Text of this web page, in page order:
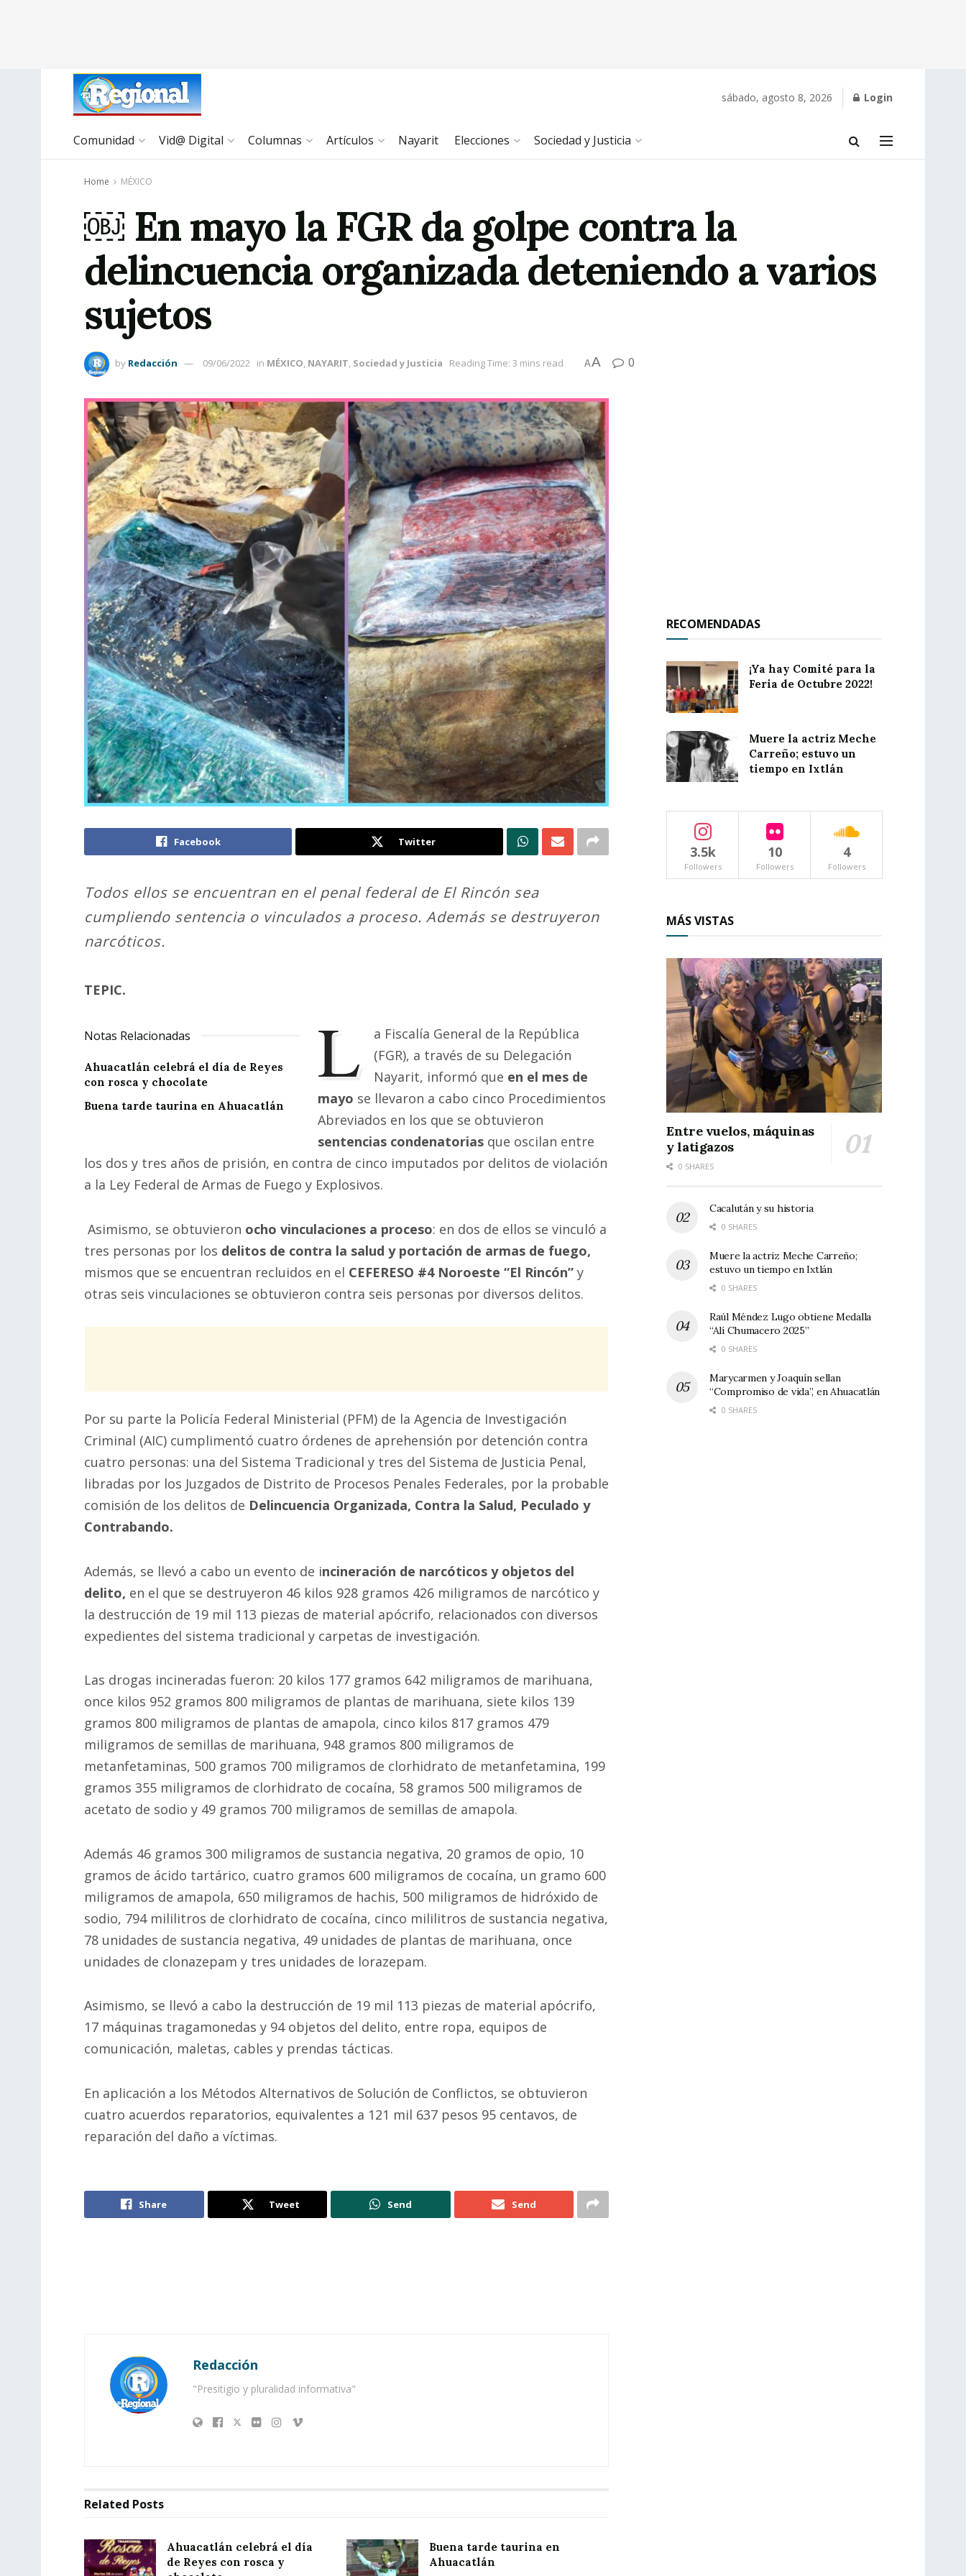
sábado, agosto 8, 2026 Login
Comunidad Vid@ Digital Columnas Artículos Nayarit Elecciones Sociedad y Justicia
Home MÉXICO
￼ En mayo la FGR da golpe contra la
delincuencia organizada deteniendo a varios
sujetos
by Redacción 09/06/2022 in MÉXICO, NAYARIT, Sociedad y Justicia Reading Time: 3 mins read AA 0
Facebook Twitter
Todos ellos se encuentran en el penal federal de El Rincón sea
cumpliendo sentencia o vinculados a proceso. Además se destruyeron
narcóticos.
TEPIC.
Notas Relacionadas
Ahuacatlán celebrá el día de Reyes
con rosca y chocolate
Buena tarde taurina en Ahuacatlán
L
a Fiscalía General de la República
(FGR), a través de su Delegación
Nayarit, informó que en el mes de
mayo se llevaron a cabo cinco Procedimientos
Abreviados en los que se obtuvieron
sentencias condenatorias que oscilan entre
los dos y tres años de prisión, en contra de cinco imputados por delitos de violación
a la Ley Federal de Armas de Fuego y Explosivos.
Asimismo, se obtuvieron ocho vinculaciones a proceso: en dos de ellos se vinculó a
tres personas por los delitos de contra la salud y portación de armas de fuego,
mismos que se encuentran recluidos en el CEFERESO #4 Noroeste “El Rincón” y
otras seis vinculaciones se obtuvieron contra seis personas por diversos delitos.
Por su parte la Policía Federal Ministerial (PFM) de la Agencia de Investigación
Criminal (AIC) cumplimentó cuatro órdenes de aprehensión por detención contra
cuatro personas: una del Sistema Tradicional y tres del Sistema de Justicia Penal,
libradas por los Juzgados de Distrito de Procesos Penales Federales, por la probable
comisión de los delitos de Delincuencia Organizada, Contra la Salud, Peculado y
Contrabando.
Además, se llevó a cabo un evento de incineración de narcóticos y objetos del
delito, en el que se destruyeron 46 kilos 928 gramos 426 miligramos de narcótico y
la destrucción de 19 mil 113 piezas de material apócrifo, relacionados con diversos
expedientes del sistema tradicional y carpetas de investigación.
Las drogas incineradas fueron: 20 kilos 177 gramos 642 miligramos de marihuana,
once kilos 952 gramos 800 miligramos de plantas de marihuana, siete kilos 139
gramos 800 miligramos de plantas de amapola, cinco kilos 817 gramos 479
miligramos de semillas de marihuana, 948 gramos 800 miligramos de
metanfetaminas, 500 gramos 700 miligramos de clorhidrato de metanfetamina, 199
gramos 355 miligramos de clorhidrato de cocaína, 58 gramos 500 miligramos de
acetato de sodio y 49 gramos 700 miligramos de semillas de amapola.
Además 46 gramos 300 miligramos de sustancia negativa, 20 gramos de opio, 10
gramos de ácido tartárico, cuatro gramos 600 miligramos de cocaína, un gramo 600
miligramos de amapola, 650 miligramos de hachis, 500 miligramos de hidróxido de
sodio, 794 mililitros de clorhidrato de cocaína, cinco mililitros de sustancia negativa,
78 unidades de sustancia negativa, 49 unidades de plantas de marihuana, once
unidades de clonazepam y tres unidades de lorazepam.
Asimismo, se llevó a cabo la destrucción de 19 mil 113 piezas de material apócrifo,
17 máquinas tragamonedas y 94 objetos del delito, entre ropa, equipos de
comunicación, maletas, cables y prendas tácticas.
En aplicación a los Métodos Alternativos de Solución de Conflictos, se obtuvieron
cuatro acuerdos reparatorios, equivalentes a 121 mil 637 pesos 95 centavos, de
reparación del daño a víctimas.
Share Tweet Send Send
Redacción
"Presitigio y pluralidad informativa"
Related Posts
Ahuacatlán celebrá el día
de Reyes con rosca y
Buena tarde taurina en
Ahuacatlán
RECOMENDADAS
¡Ya hay Comité para la
Feria de Octubre 2022!
Muere la actriz Meche
Carreño; estuvo un
tiempo en Ixtlán
3.5k
Followers
10
Followers
4
Followers
MÁS VISTAS
Entre vuelos, máquinas
y latigazos
0 SHARES
Cacalután y su historia
0 SHARES
Muere la actriz Meche Carreño;
estuvo un tiempo en Ixtlán
0 SHARES
Raúl Méndez Lugo obtiene Medalla
“Alí Chumacero 2025”
0 SHARES
Marycarmen y Joaquín sellan
“Compromiso de vida”, en Ahuacatlán
0 SHARES